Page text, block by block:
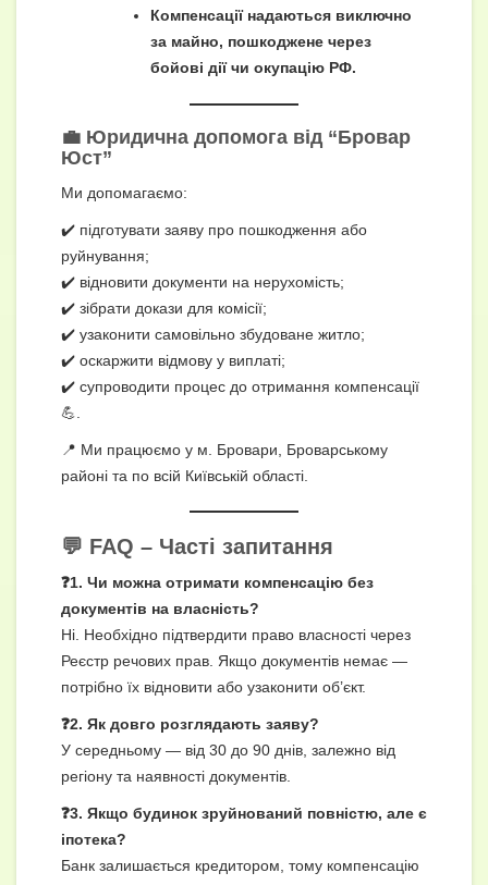
Компенсації надаються виключно
за майно, пошкоджене через
бойові дії чи окупацію РФ.
💼 Юридична допомога від “Бровар
Юст”
Ми допомагаємо:
✔️ підготувати заяву про пошкодження або
руйнування;
✔️ відновити документи на нерухомість;
✔️ зібрати докази для комісії;
✔️ узаконити самовільно збудоване житло;
✔️ оскаржити відмову у виплаті;
✔️ супроводити процес до отримання компенсації
💪.
📍 Ми працюємо у м. Бровари, Броварському
районі та по всій Київській області.
💬 FAQ – Часті запитання
❓1. Чи можна отримати компенсацію без
документів на власність?
Ні. Необхідно підтвердити право власності через
Реєстр речових прав. Якщо документів немає —
потрібно їх відновити або узаконити об’єкт.
❓2. Як довго розглядають заяву?
У середньому — від 30 до 90 днів, залежно від
регіону та наявності документів.
❓3. Якщо будинок зруйнований повністю, але є
іпотека?
Банк залишається кредитором, тому компенсацію